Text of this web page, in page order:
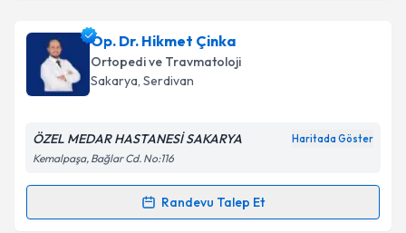
Op. Dr. Salih Şentürk için randevu takvimi talebi
oluşturun. Size bu uzmandan randevu almanız için bir
takvim hazırlandığında e-posta ile bilgilendireceğiz.
Kişisel verilerimin işlenmesine ilişkin
Metni'ni okudum ve kişisel verilerimin belirtilen
Op. Dr. Hikmet Çinka
Ortopedi ve Travmatoloji
Sakarya, Serdivan
ÖZEL MEDAR HASTANESİ SAKARYA Haritada Göster
Kemalpaşa, Bağlar Cd. No:116
Randevu Talep Et
Randevu Takvimi Talebi